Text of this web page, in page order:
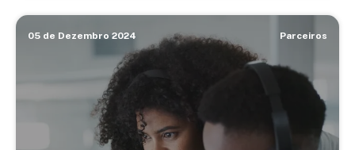
05 de Dezembro 2024 Parceiros